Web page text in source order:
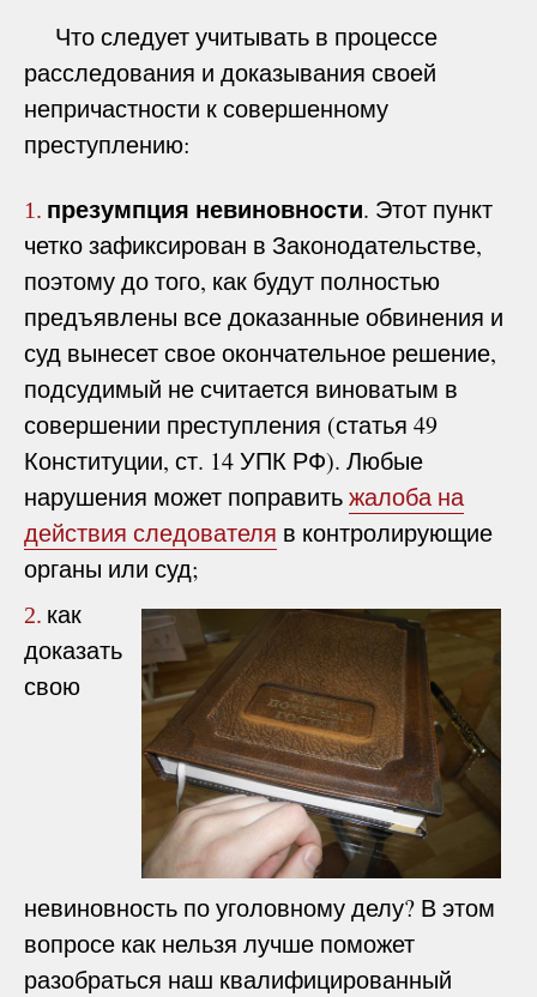
Что следует учитывать в процессе
расследования и доказывания своей
непричастности к совершенному
преступлению:
1. презумпция невиновности. Этот пункт
четко зафиксирован в Законодательстве,
поэтому до того, как будут полностью
предъявлены все доказанные обвинения и
суд вынесет свое окончательное решение,
подсудимый не считается виноватым в
совершении преступления (статья 49
Конституции, ст. 14 УПК РФ). Любые
нарушения может поправитьжалоба на
действия следователя в контролирующие
органы или суд;
2. как
доказать
свою
невиновность по уголовному делу? В этом
вопросе как нельзя лучше поможет
разобраться наш квалифицированный